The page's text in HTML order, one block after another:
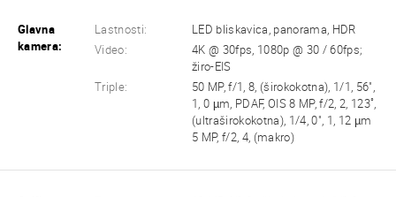
Glavna
kamera:
Lastnosti:
LED bliskavica, panorama, HDR
Video:
4K @ 30fps, 1080p @ 30 / 60fps;
žiro-EIS
Triple:
50 MP, f/1, 8, (širokokotna), 1/1, 56",
1, 0 µm, PDAF, OIS 8 MP, f/2, 2, 123˚,
(ultraširokokotna), 1/4, 0", 1, 12 µm
5 MP, f/2, 4, (makro)